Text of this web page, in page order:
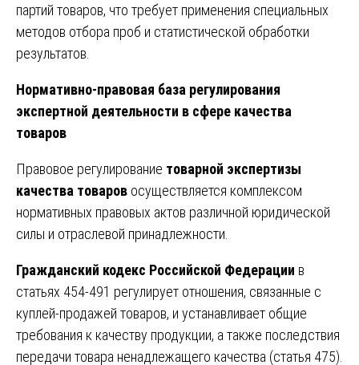
партий товаров, что требует применения специальных
методов отбора проб и статистической обработки
результатов.
Нормативно-правовая база регулирования
экспертной деятельности в сфере качества
товаров
Правовое регулирование товарной экспертизы
качества товаров осуществляется комплексом
нормативных правовых актов различной юридической
силы и отраслевой принадлежности.
Гражданский кодекс Российской Федерации в
статьях 454-491 регулирует отношения, связанные с
куплей-продажей товаров, и устанавливает общие
требования к качеству продукции, а также последствия
передачи товара ненадлежащего качества (статья 475).